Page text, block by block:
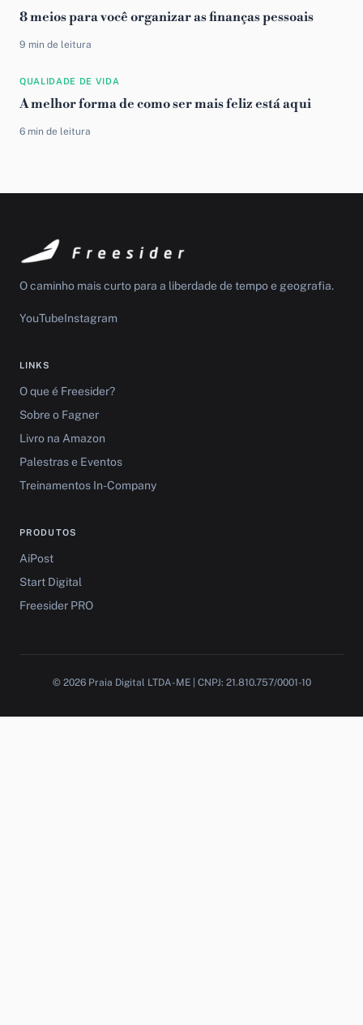
8 meios para você organizar as finanças pessoais
9 min de leitura
QUALIDADE DE VIDA
A melhor forma de como ser mais feliz está aqui
6 min de leitura
O caminho mais curto para a liberdade de tempo e geografia.
YouTubeInstagram
LINKS
O que é Freesider?
Sobre o Fagner
Livro na Amazon
Palestras e Eventos
Treinamentos In-Company
PRODUTOS
AiPost
Start Digital
Freesider PRO
© 2026 Praia Digital LTDA-ME | CNPJ: 21.810.757/0001-10